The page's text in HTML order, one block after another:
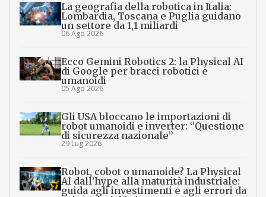
La geografia della robotica in Italia:
Lombardia, Toscana e Puglia guidano
un settore da 1,1 miliardi
06 Ago 2026
Ecco Gemini Robotics 2: la Physical AI
di Google per bracci robotici e
umanoidi
05 Ago 2026
Gli USA bloccano le importazioni di
robot umanoidi e inverter: “Questione
di sicurezza nazionale”
29 Lug 2026
Robot, cobot o umanoide? La Physical
AI dall’hype alla maturità industriale:
guida agli investimenti e agli errori da